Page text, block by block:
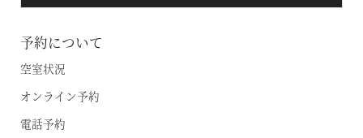
予約について
空室状況
オンライン予約
電話予約